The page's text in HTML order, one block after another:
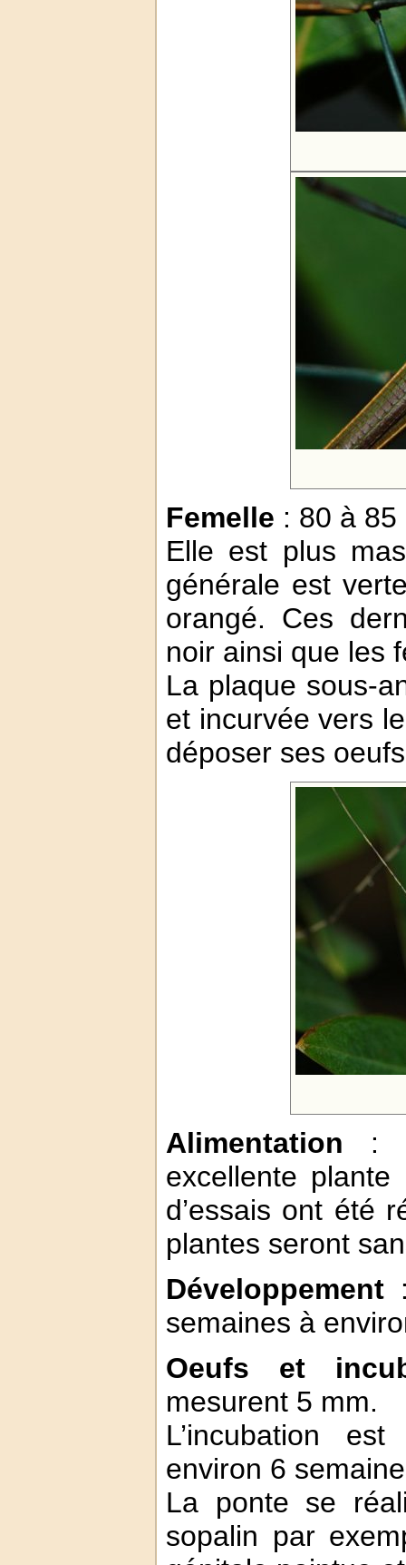
Femelle : 80 à 85
Elle est plus
générale est
orangé. Ces
noir ainsi que les
La plaque sous-
et incurvée vers
déposer ses
Alimentation :
excellente
d’essais ont été
plantes seront
Développement
semaines à
Oeufs et
mesurent 5 mm.
L’incubation
environ 6
La ponte se
sopalin par